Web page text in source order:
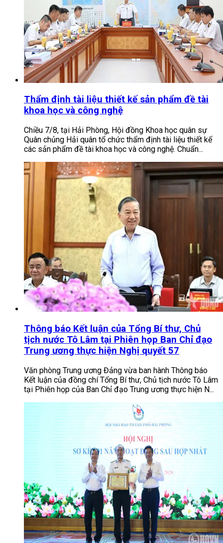
Thẩm định tài liệu thiết kế sản phẩm đề tài
khoa học và công nghệ
Chiều 7/8, tại Hải Phòng, Hội đồng Khoa học quân sự
Quân chủng Hải quân tổ chức thẩm định tài liệu thiết kế
các sản phẩm đề tài khoa học và công nghệ. Chuẩn...
Thông báo Kết luận của Tổng Bí thư, Chủ
tịch nước Tô Lâm tại Phiên họp Ban Chỉ đạo
Trung ương thực hiện Nghị quyết 57
Văn phòng Trung ương Đảng vừa ban hành Thông báo
Kết luận của đồng chí Tổng Bí thư, Chủ tịch nước Tô Lâm
tại Phiên họp của Ban Chỉ đạo Trung ương thực hiện N...